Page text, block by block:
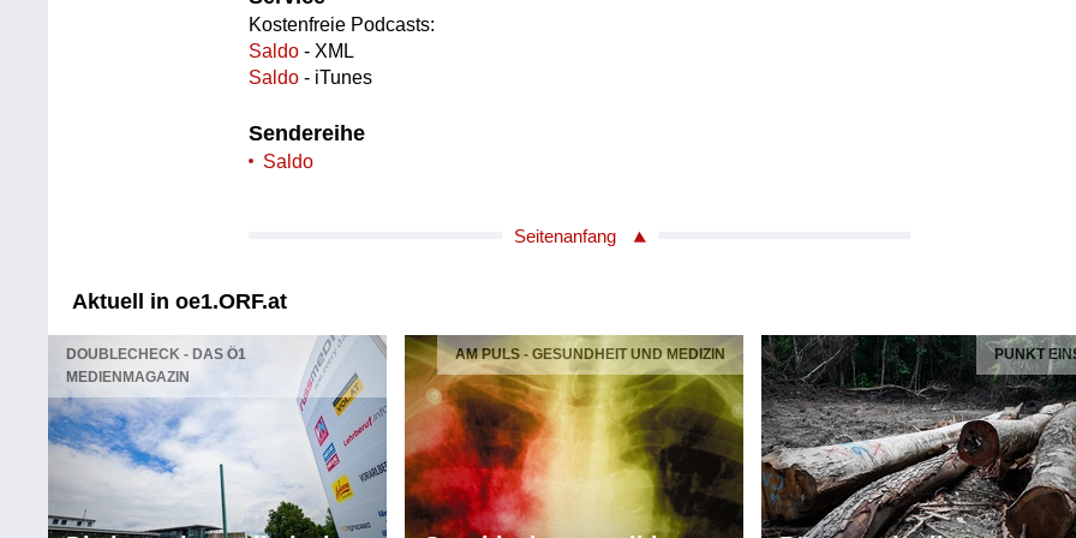
Kostenfreie Podcasts:
Saldo - XML
Saldo - iTunes
Sendereihe
Saldo
Seitenanfang
Aktuell in oe1.ORF.at
DOUBLECHECK - DAS Ö1
MEDIENMAGAZIN
AM PULS - GESUNDHEIT UND MEDIZIN PUNKT